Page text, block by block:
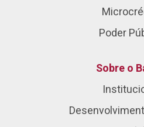
Poder
Sobre o